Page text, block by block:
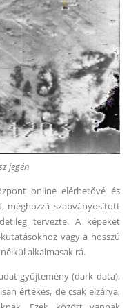
jegén
online elérhetővé és
méghozzá szabványosított
tervezte. A képeket
vagy a hosszú
alkalmasak rá.
gyűjtemény (dark data),
értékes, de csak elzárva,